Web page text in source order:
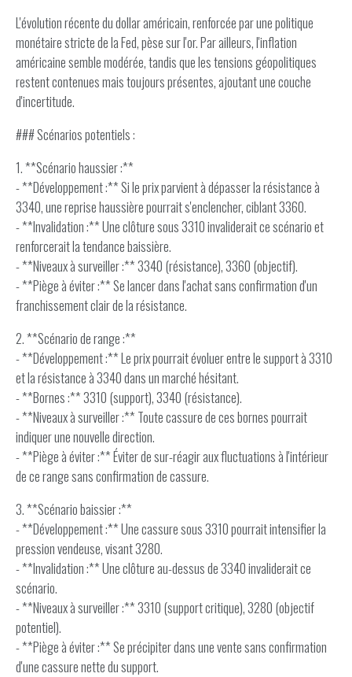
L'évolution récente du dollar américain, renforcée par une politique
monétaire stricte de la Fed, pèse sur l'or. Par ailleurs, l'inflation
américaine semble modérée, tandis que les tensions géopolitiques
restent contenues mais toujours présentes, ajoutant une couche
d'incertitude.
### Scénarios potentiels :
1. **Scénario haussier :**
- **Développement :** Si le prix parvient à dépasser la résistance à
3340, une reprise haussière pourrait s'enclencher, ciblant 3360.
- **Invalidation :** Une clôture sous 3310 invaliderait ce scénario et
renforcerait la tendance baissière.
- **Niveaux à surveiller :** 3340 (résistance), 3360 (objectif).
- **Piège à éviter :** Se lancer dans l'achat sans confirmation d'un
franchissement clair de la résistance.
2. **Scénario de range :**
- **Développement :** Le prix pourrait évoluer entre le support à 3310
et la résistance à 3340 dans un marché hésitant.
- **Bornes :** 3310 (support), 3340 (résistance).
- **Niveaux à surveiller :** Toute cassure de ces bornes pourrait
indiquer une nouvelle direction.
- **Piège à éviter :** Éviter de sur-réagir aux fluctuations à l'intérieur
de ce range sans confirmation de cassure.
3. **Scénario baissier :**
- **Développement :** Une cassure sous 3310 pourrait intensifier la
pression vendeuse, visant 3280.
- **Invalidation :** Une clôture au-dessus de 3340 invaliderait ce
scénario.
- **Niveaux à surveiller :** 3310 (support critique), 3280 (objectif
potentiel).
- **Piège à éviter :** Se précipiter dans une vente sans confirmation
d'une cassure nette du support.